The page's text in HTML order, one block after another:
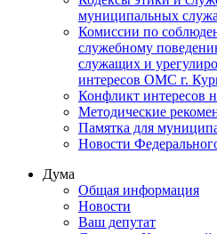
муниципальных
Комиссии по
служебному
служащих и
интересов ОМС г.
Конфликт интересов
Методические
Памятка для
Новости
Дума
Общая информация
Новости
Ваш депутат